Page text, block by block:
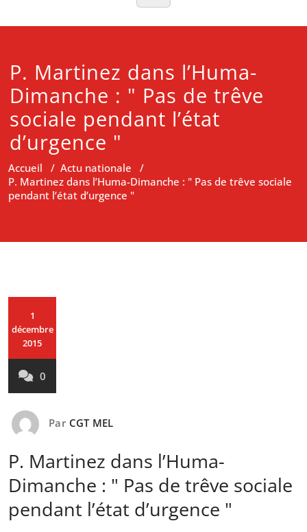
P. Martinez dans l’Huma-
Dimanche : " Pas de trêve
sociale pendant l’état
d’urgence "
Accueil / Actu nationale /
P. Martinez dans l’Huma-Dimanche : " Pas de trêve sociale
pendant l’état d’urgence "
1
décembre
2015
0
Par CGT MEL
P. Martinez dans l’Huma-
Dimanche : " Pas de trêve sociale
pendant l’état d’urgence "